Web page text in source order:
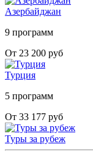
Азербайджан
9 программ
От 23 200 руб
Турция
5 программ
От 33 177 руб
Туры за рубеж